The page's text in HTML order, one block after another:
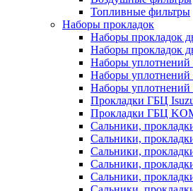
Топливные фильтры
Наборы прокладок
Наборы прокладок
Наборы прокладок
Наборы уплотнений
Наборы уплотнений
Наборы уплотнений
Прокладки ГБЦ
Прокладки ГБЦ
Сальники,
Сальники,
Сальники,
Сальники,
Сальники,